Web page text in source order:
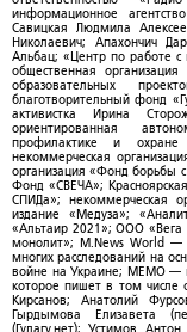
информационное
Савицкая Людмила
Николаевич; Апахончич
Альбац; «Центр по работе
общественная организация
образовательных
благотворительный фонд
активистка Ирина
ориентированная
профилактике и
некоммерческая
организация «Фонд борьбы
Фонд «СВЕЧА»;
СПИДа»; некоммерческая
издание «Медуза»;
«Альтаир 2021»; ООО
монолит»; M.News World —
многих расследований на
войне на Украине; МЕМО —
которое пишет в том числе
Кирсанов; Анатолий
Гырдымова Елизавета
(Гулагу.нет); Устимов